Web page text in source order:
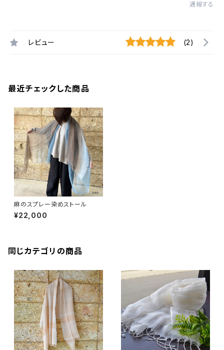
通報する
レビュー (2)
最近チェックした商品
麻のスプレー染めストール
¥22,000
同じカテゴリの商品